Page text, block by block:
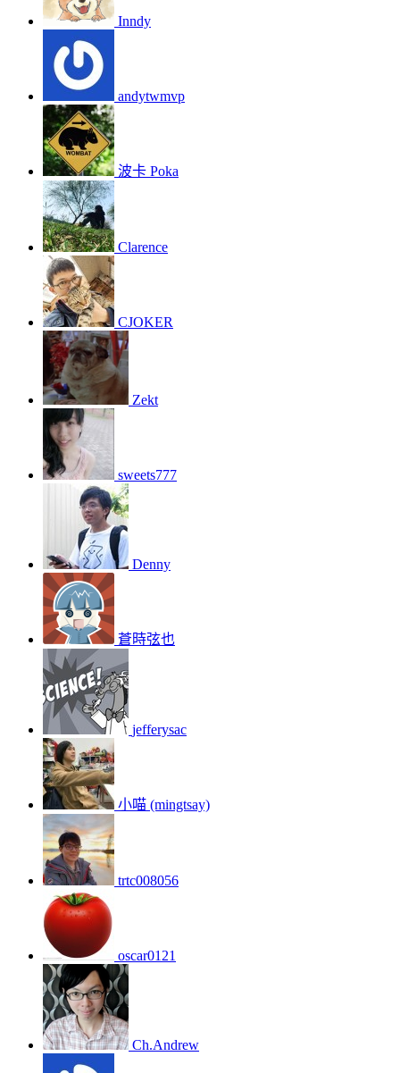
Inndy
andytwmvp
波卡 Poka
Clarence
CJOKER
Zekt
sweets777
Denny
蒼時弦也
jefferysac
小喵 (mingtsay)
trtc008056
oscar0121
Ch.Andrew